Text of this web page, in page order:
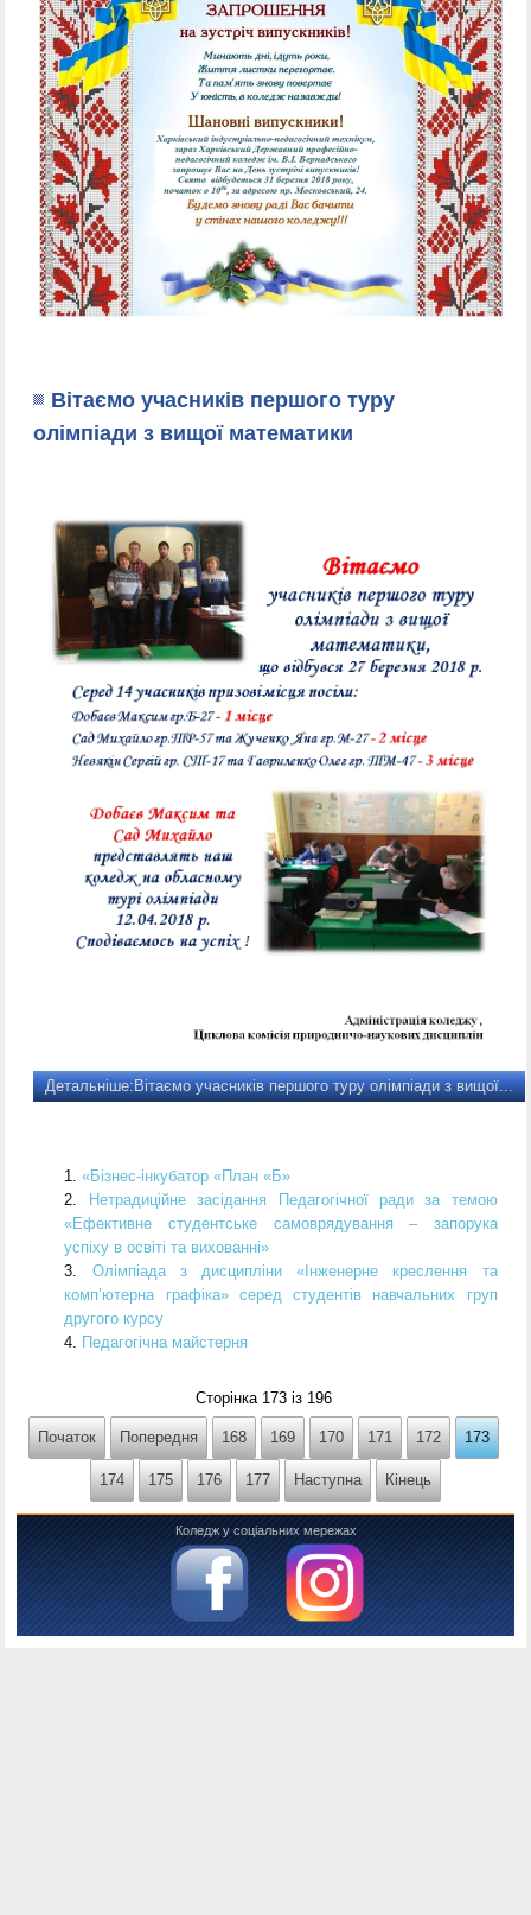
Вітаємо учасників першого туру
олімпіади з вищої математики
Детальніше:Вітаємо учасників першого туру олімпіади з вищої...
«Бізнес-інкубатор «План «Б»
Нетрадиційне засідання Педагогічної ради за темою
«Ефективне студентське самоврядування – запорука
успіху в освіті та вихованні»
Олімпіада з дисципліни «Інженерне креслення та
комп’ютерна графіка» серед студентів навчальних груп
другого курсу
Педагогічна майстерня
Сторінка 173 із 196
Початок Попередня 168 169 170 171 172 173
174 175 176 177 Наступна Кінець
Коледж у соціальних мережах